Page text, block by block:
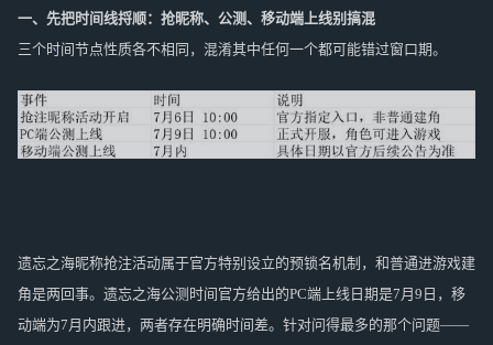
一、先把时间线捋顺：抢昵称、公测、移动端上线别搞混
三个时间节点性质各不相同，混淆其中任何一个都可能错过窗口期。
遗忘之海昵称抢注活动属于官方特别设立的预锁名机制，和普通进游戏建
角是两回事。遗忘之海公测时间官方给出的PC端上线日期是7月9日，移
动端为7月内跟进，两者存在明确时间差。针对问得最多的那个问题——